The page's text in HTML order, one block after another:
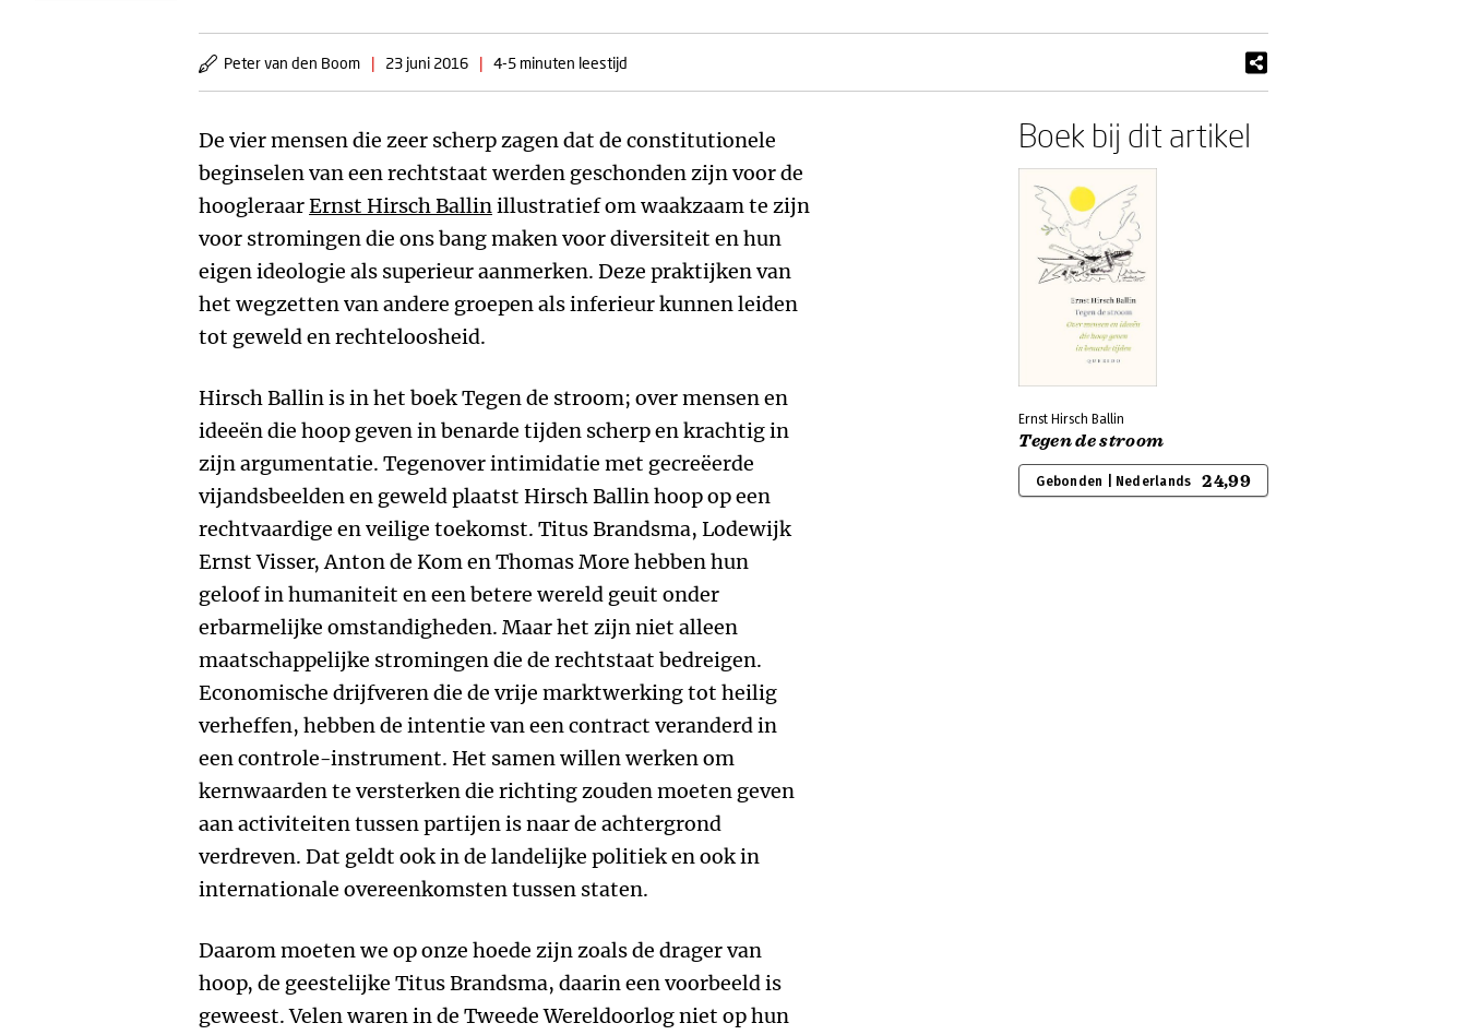
Peter van den Boom | 23 juni 2016 | 4-5 minuten leestijd
De vier mensen die zeer scherp zagen dat de constitutionele
beginselen van een rechtstaat werden geschonden zijn voor de
hoogleraarErnst Hirsch Ballinillustratief om waakzaam te zijn
voor stromingen die ons bang maken voor diversiteit en hun
eigen ideologie als superieur aanmerken. Deze praktijken van
het wegzetten van andere groepen als inferieur kunnen leiden
tot geweld en rechteloosheid.
Hirsch Ballin is in het boek Tegen de stroom; over mensen en
ideeën die hoop geven in benarde tijden scherp en krachtig in
zijn argumentatie. Tegenover intimidatie met gecreëerde
vijandsbeelden en geweld plaatst Hirsch Ballin hoop op een
rechtvaardige en veilige toekomst. Titus Brandsma, Lodewijk
Ernst Visser, Anton de Kom en Thomas More hebben hun
geloof in humaniteit en een betere wereld geuit onder
erbarmelijke omstandigheden. Maar het zijn niet alleen
maatschappelijke stromingen die de rechtstaat bedreigen.
Economische drijfveren die de vrije marktwerking tot heilig
verheffen, hebben de intentie van een contract veranderd in
een controle-instrument. Het samen willen werken om
kernwaarden te versterken die richting zouden moeten geven
aan activiteiten tussen partijen is naar de achtergrond
verdreven. Dat geldt ook in de landelijke politiek en ook in
internationale overeenkomsten tussen staten.
Daarom moeten we op onze hoede zijn zoals de drager van
hoop, de geestelijke Titus Brandsma, daarin een voorbeeld is
geweest. Velen waren in de Tweede Wereldoorlog niet op hun
Boek bij dit artikel
Ernst Hirsch Ballin
Tegen de stroom
Gebonden | Nederlands 24,99